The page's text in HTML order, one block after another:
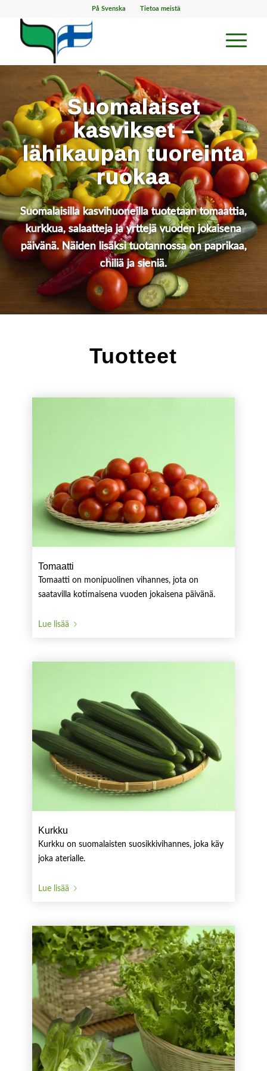
På Svenska Tietoa meistä
Suomalaiset
kasvikset –
lähikaupan tuoreinta
ruokaa
Suomalaisilla kasvihuoneilla tuotetaan tomaattia,
kurkkua, salaatteja ja yrttejä vuoden jokaisena
päivänä. Näiden lisäksi tuotannossa on paprikaa,
chiliä ja sieniä.
Tuotteet
Tomaatti
Tomaatti on monipuolinen vihannes, jota on
saatavilla kotimaisena vuoden jokaisena päivänä.
Lue lisää
Kurkku
Kurkku on suomalaisten suosikkivihannes, joka käy
joka aterialle.
Lue lisää